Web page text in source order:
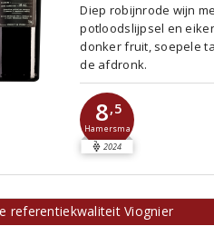
Diep robijnrode wijn
potloodslijpsel en
donker fruit, soepele
de afdronk.
8,5
Hamersma
2024
referentiekwaliteit Viognier